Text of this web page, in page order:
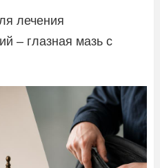
лечения
– глазная мазь с